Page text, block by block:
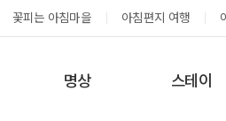
꽃피는 아침마을 아침편지 여행
명상 스테이